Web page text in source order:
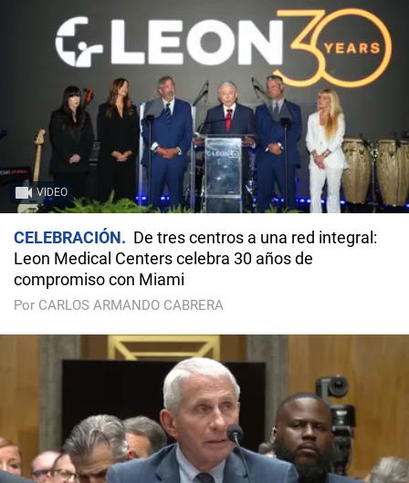
VIDEO
CELEBRACIÓN
De tres centros a una red integral:
Leon Medical Centers celebra 30 años de
compromiso con Miami
Por CARLOS ARMANDO CABRERA